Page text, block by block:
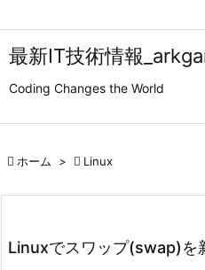
最新IT技術情報
Coding Changes the World
 ホーム >  Linux
Linuxでスワップ(swap)を